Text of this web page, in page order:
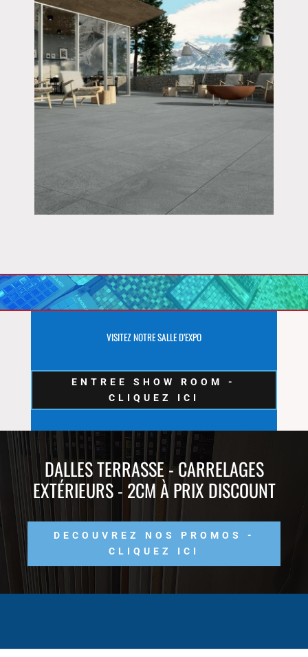
VISITEZ NOTRE SALLE D’EXPO
ENTREE SHOW ROOM -
CLIQUEZ ICI
DALLES TERRASSE - CARRELAGES
EXTÉRIEURS - 2CM À PRIX DISCOUNT
DECOUVREZ NOS PROMOS -
CLIQUEZ ICI